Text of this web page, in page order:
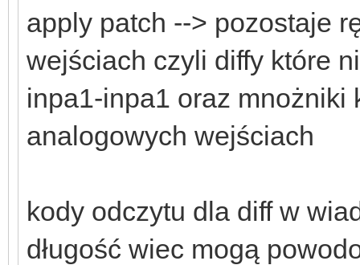
apply patch --> pozostaje
wejściach czyli diffy które
inpa1-inpa1 oraz
analogowych wejściach
kody odczytu dla diff w
długość wiec mogą